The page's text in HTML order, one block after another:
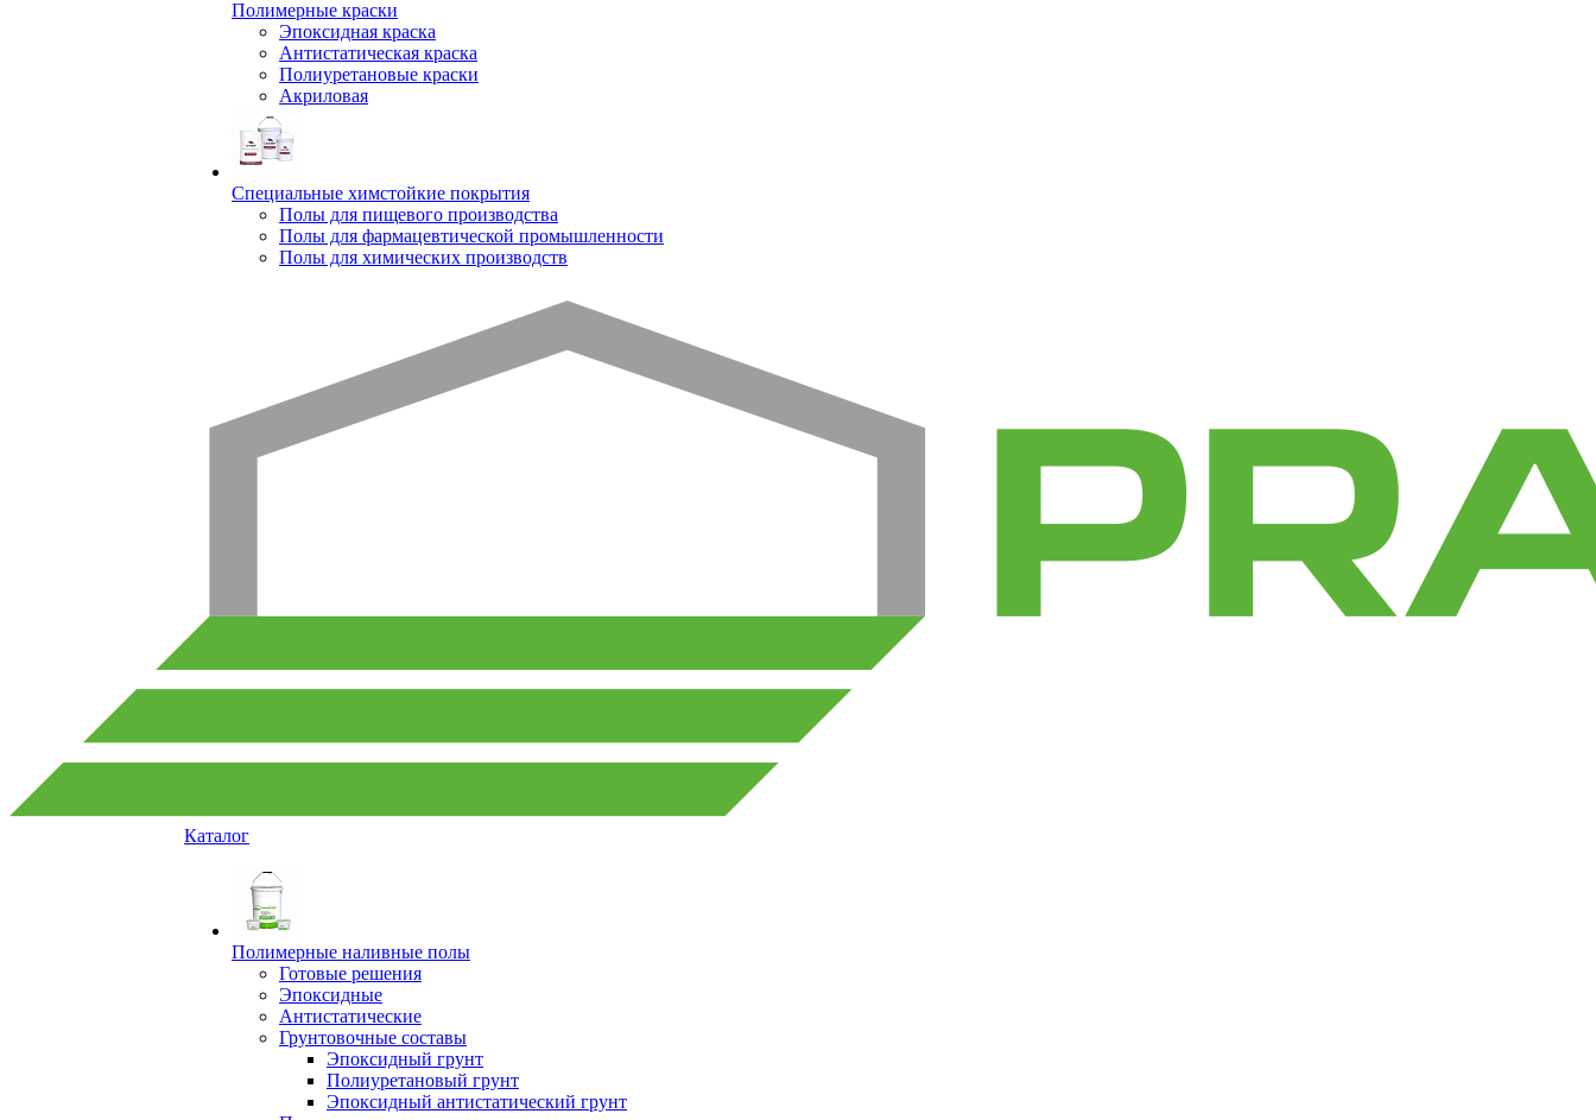
Полимерные краски
Эпоксидная краска
Антистатическая краска
Полиуретановые краски
Акриловая
Специальные химстойкие покрытия
Полы для пищевого производства
Полы для фармацевтической промышленности
Полы для химических производств
Каталог
Полимерные наливные полы
Готовые решения
Эпоксидные
Антистатические
Грунтовочные составы
Эпоксидный грунт
Полиуретановый грунт
Эпоксидный антистатический грунт